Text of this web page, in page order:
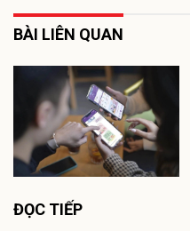
BÀI LIÊN QUAN
ĐỌC TIẾP